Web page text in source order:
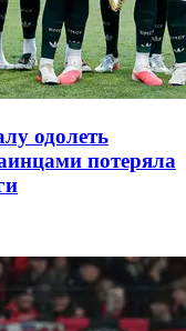
одолеть
потеряла